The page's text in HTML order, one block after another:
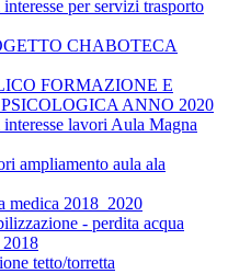
per servizi trasporto
CHABOTECA
FORMAZIONE E
ANNO 2020
lavori Aula Magna
ampliamento aula ala
medica 2018_2020
- perdita acqua
tetto/torretta